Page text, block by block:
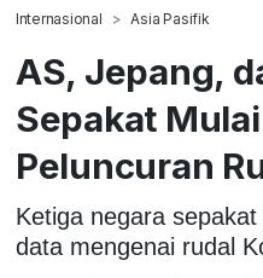
Internasional Asia Pasifik
AS, Jepang,
Sepakat
Peluncuran
Ketiga negara
data mengenai rudal